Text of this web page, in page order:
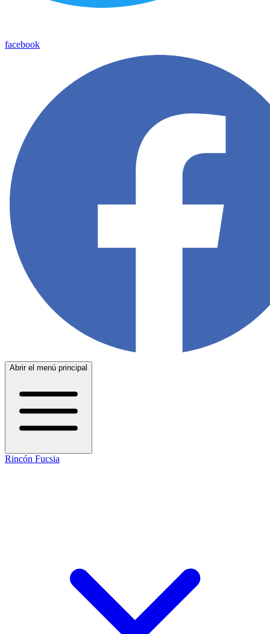
facebook
Abrir el menú principal
Rincón Fucsia